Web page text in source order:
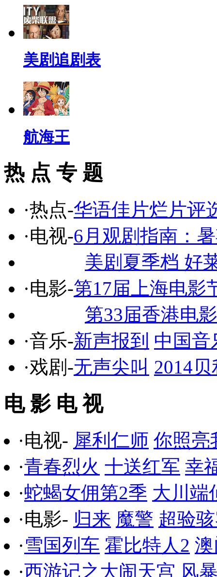
美剧追剧表
航海王
热 点 专 题
·热点-华语佳片烂片评
·电视-6月观剧指南：
美剧夏季档 好
·电影-第17届上海电影
第33届香港电
·音乐-新声报到 中国音
·戏剧-无声尖叫 2014
电 影 电 视
·电视- 犀利仁师 你照亮
·青春烈火 十送红军 幸
·蛇蝎女佣第2季 大川端
·电影- 归来 魔警 超验
·雪国列车 霍比特人2
·西游记之大闹天宫 风